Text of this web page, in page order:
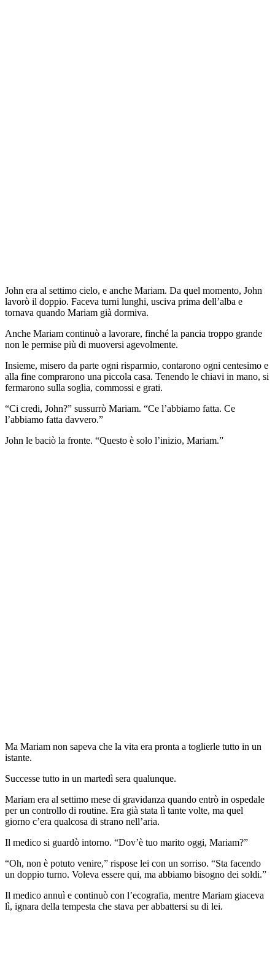
John era al settimo cielo, e anche Mariam. Da quel momento, John
lavorò il doppio. Faceva turni lunghi, usciva prima dell’alba e
tornava quando Mariam già dormiva.
Anche Mariam continuò a lavorare, finché la pancia troppo grande
non le permise più di muoversi agevolmente.
Insieme, misero da parte ogni risparmio, contarono ogni centesimo e
alla fine comprarono una piccola casa. Tenendo le chiavi in mano, si
fermarono sulla soglia, commossi e grati.
“Ci credi, John?” sussurrò Mariam. “Ce l’abbiamo fatta. Ce
l’abbiamo fatta davvero.”
John le baciò la fronte. “Questo è solo l’inizio, Mariam.”
Ma Mariam non sapeva che la vita era pronta a toglierle tutto in un
istante.
Successe tutto in un martedì sera qualunque.
Mariam era al settimo mese di gravidanza quando entrò in ospedale
per un controllo di routine. Era già stata lì tante volte, ma quel
giorno c’era qualcosa di strano nell’aria.
Il medico si guardò intorno. “Dov’è tuo marito oggi, Mariam?”
“Oh, non è potuto venire,” rispose lei con un sorriso. “Sta facendo
un doppio turno. Voleva essere qui, ma abbiamo bisogno dei soldi.”
Il medico annuì e continuò con l’ecografia, mentre Mariam giaceva
lì, ignara della tempesta che stava per abbattersi su di lei.